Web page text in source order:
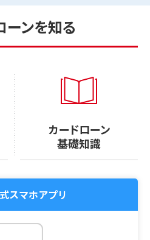
ーンを知る
カードローン
基礎知識
スマホアプリ